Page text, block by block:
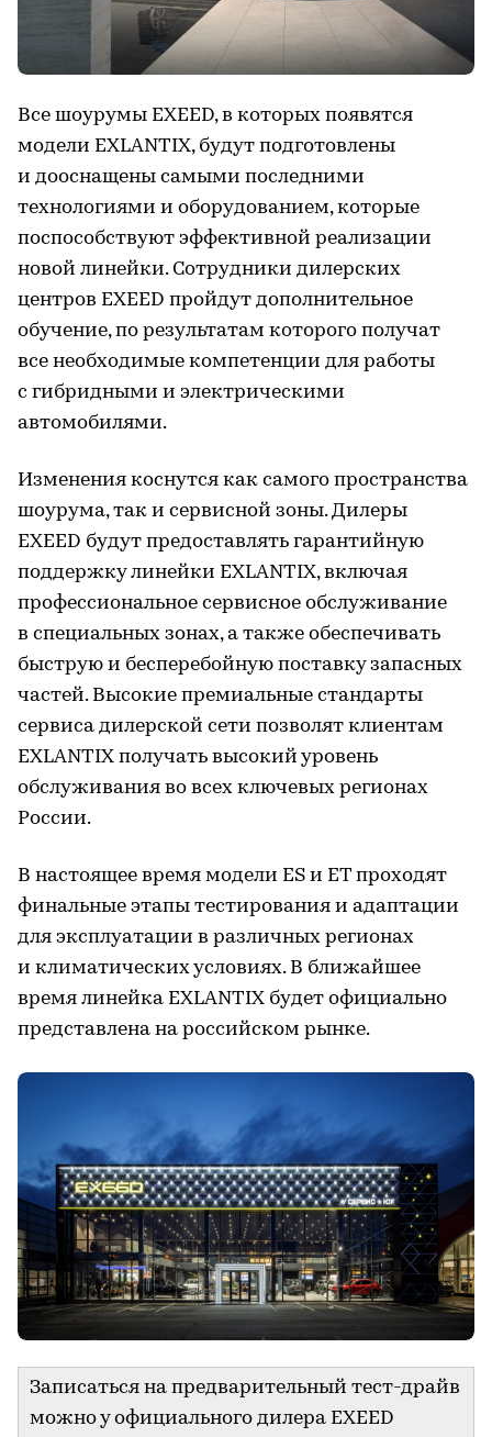
Все шоурумы EXEED, в которых появятся
модели EXLANTIX, будут подготовлены
и дооснащены самыми последними
технологиями и оборудованием, которые
поспособствуют эффективной реализации
новой линейки. Сотрудники дилерских
центров EXEED пройдут дополнительное
обучение, по результатам которого получат
все необходимые компетенции для работы
с гибридными и электрическими
автомобилями.
Изменения коснутся как самого пространства
шоурума, так и сервисной зоны. Дилеры
EXEED будут предоставлять гарантийную
поддержку линейки EXLANTIX, включая
профессиональное сервисное обслуживание
в специальных зонах, а также обеспечивать
быструю и бесперебойную поставку запасных
частей. Высокие премиальные стандарты
сервиса дилерской сети позволят клиентам
EXLANTIX получать высокий уровень
обслуживания во всех ключевых регионах
России.
В настоящее время модели ES и ET проходят
финальные этапы тестирования и адаптации
для эксплуатации в различных регионах
и климатических условиях. В ближайшее
время линейка EXLANTIX будет официально
представлена на российском рынке.
Записаться на предварительный тест-драйв
можно у официального дилера EXEED